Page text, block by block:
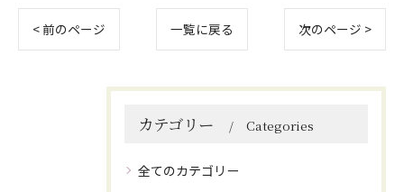
< 前のページ 一覧に戻る 次のページ >
カテゴリー Categories
全てのカテゴリー